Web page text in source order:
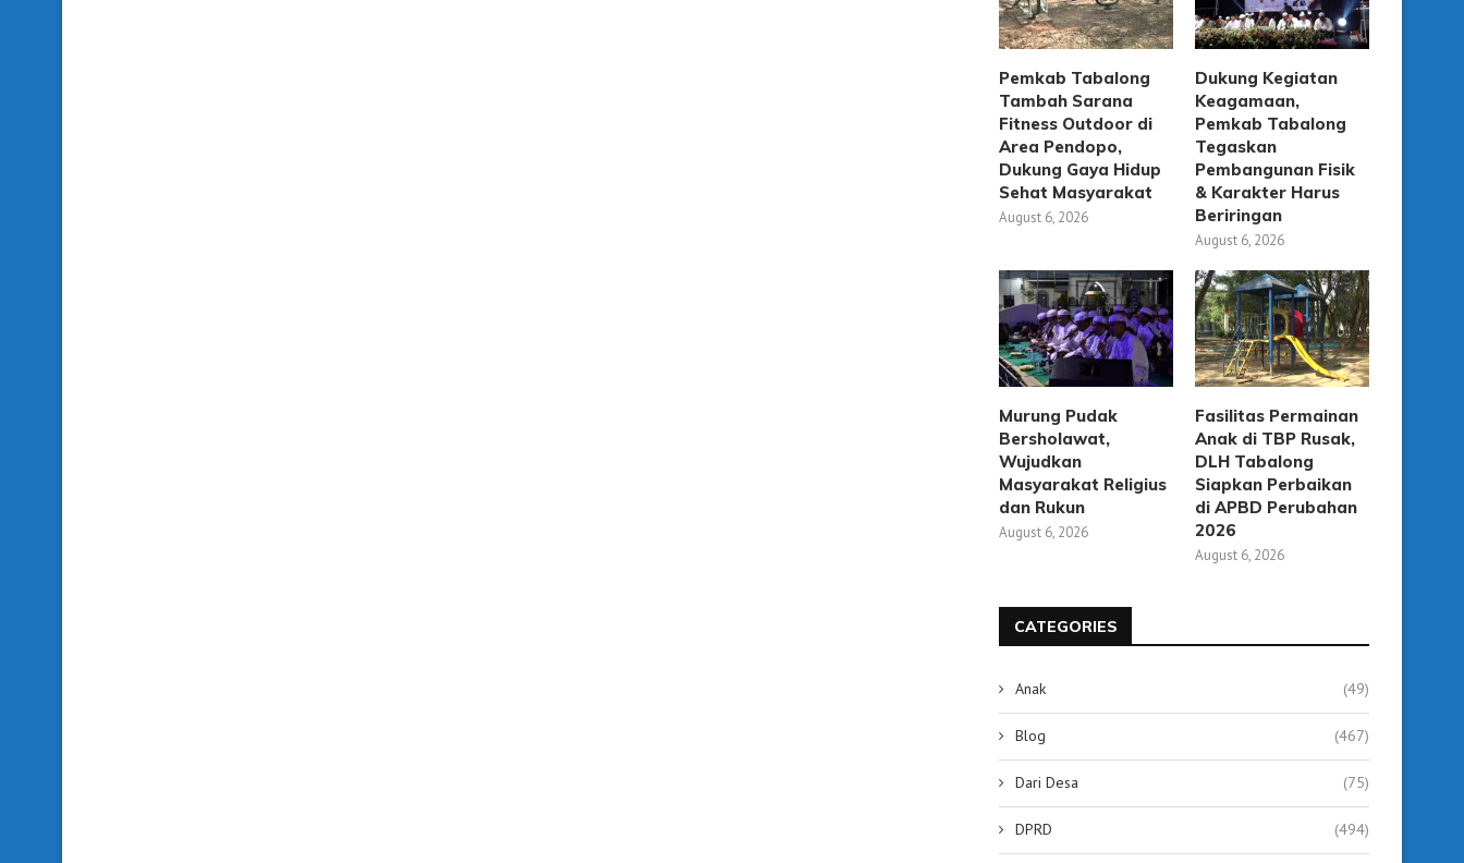
Pemkab Tabalong
Tambah Sarana
Fitness Outdoor di
Area Pendopo,
Dukung Gaya Hidup
Sehat Masyarakat
August 6, 2026
Dukung Kegiatan
Keagamaan,
Pemkab Tabalong
Tegaskan
Pembangunan Fisik
& Karakter Harus
Beriringan
August 6, 2026
Murung Pudak
Bersholawat,
Wujudkan
Masyarakat Religius
dan Rukun
August 6, 2026
Fasilitas Permainan
Anak di TBP Rusak,
DLH Tabalong
Siapkan Perbaikan
di APBD Perubahan
2026
August 6, 2026
CATEGORIES
Anak (49)
Blog (467)
Dari Desa (75)
DPRD (494)